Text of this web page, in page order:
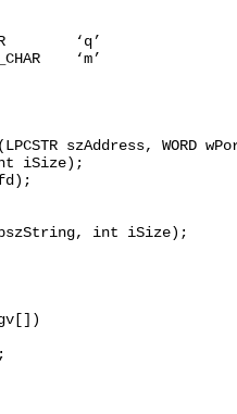
‘q’
‘m’
szAddress, WORD
int iSize);
&fd);
//
int iSize);